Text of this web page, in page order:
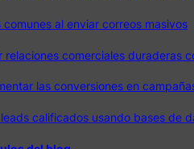
comunes al enviar correos masivos
relaciones comerciales duraderas
las conversiones en
calificados usando bases de